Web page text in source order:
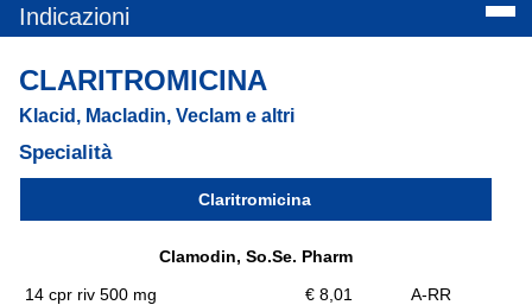
Indicazioni
CLARITROMICINA
Klacid, Macladin, Veclam e altri
Specialità
Claritromicina
Clamodin, So.Se. Pharm
14 cpr riv 500 mg
€ 8,01 A-RR